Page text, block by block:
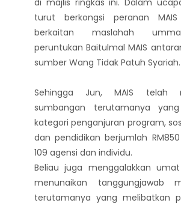
di majlis ringkas ini. Dalam
turut berkongsi peranan
berkaitan maslahah
peruntukan Baitulmal MAIS
sumber Wang Tidak Patuh Syariah.
Sehingga Jun, MAIS telah
sumbangan terutamanya
kategori penganjuran program,
dan pendidikan berjumlah
109 agensi dan individu.
Beliau juga menggalakkan
menunaikan tanggungjawab
terutamanya yang melibatkan